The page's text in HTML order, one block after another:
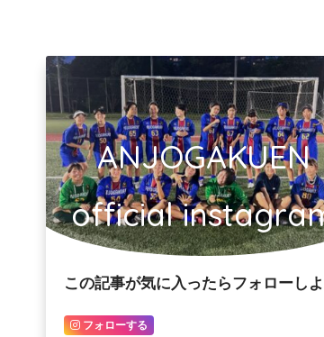
ANJOGAKUEN
official
この記事が気に入ったらフォローし
フォローする